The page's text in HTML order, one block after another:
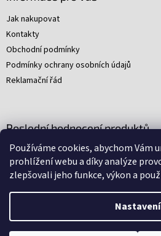
Používáme cookies, abychom Vám
prohlížení webu a díky analýze
zlepšovali jeho funkce, výkon a
Nastavení
Jak nakupovat
Kontakty
Obchodní podmínky
Podmínky ochrany osobních údajů
Reklamační řád
Poslední hodnocení produktů
Young Indiana Jones a
Hodnocení produktu je 5 z 5
|
Remedio Digital|Zbyněk
Shoptet